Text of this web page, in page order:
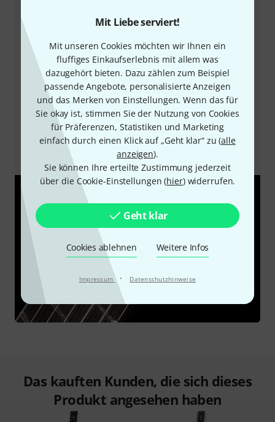
Mit Liebe serviert!
Mit unseren Cookies möchten wir Ihnen ein
fluffiges Einkaufserlebnis mit allem was
dazugehört bieten. Dazu zählen zum Beispiel
passende Angebote, personalisierte Anzeigen
und das Merken von Einstellungen. Wenn das für
Sie okay ist, stimmen Sie der Nutzung von Cookies
für Präferenzen, Statistiken und Marketing
einfach durch einen Klick auf „Geht klar“ zu (alle
anzeigen).
Sie können Ihre erteilte Zustimmung jederzeit
über die Cookie-Einstellungen (hier) widerrufen.
Geht klar
Cookies ablehnen Weitere Infos
Impressum · Datenschutzhinweise
bedrohte Holzart; die Ressourcen sind knapp und
teuer. Daher suchen Gitarrenbauer seit einigen Jahren
nach Alternativen. Die Holzart, die Harley Benton bei
dieser und vielen anderen Gitarren für das Griffbrett
verwendet, nennt sich „Roseacer“. Hinter diesem
Kunstwort verbirgt sich wärmebehandeltes Ahornholz
(englisch: Acer). Durch die Behandlung ähnelt das
Holz in seiner Optik dem Palisander (englisch:
Rosewood). Der thermische Prozess senkt auch den
Wassergehalt auf ca. drei Prozent, wodurch das Holz
stabiler wird und nicht mehr arbeitet.
Das kauften Kunden, die sich dieses
Produkt angesehen haben